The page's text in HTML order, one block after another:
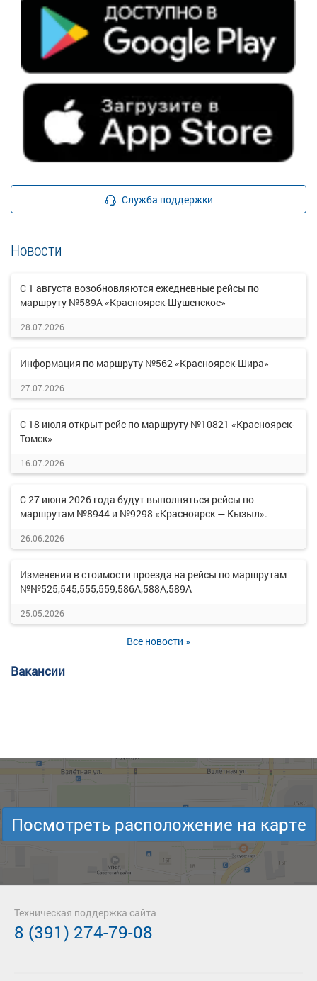
Служба поддержки
Новости
С 1 августа возобновляются ежедневные рейсы по
маршруту №589А «Красноярск-Шушенское»
28.07.2026
Информация по маршруту №562 «Красноярск-Шира»
27.07.2026
С 18 июля открыт рейс по маршруту №10821 «Красноярск-
Томск»
16.07.2026
С 27 июня 2026 года будут выполняться рейсы по
маршрутам №8944 и №9298 «Красноярск — Кызыл».
26.06.2026
Изменения в стоимости проезда на рейсы по маршрутам
№№525,545,555,559,586А,588А,589А
25.05.2026
Все новости »
Вакансии
Посмотреть расположение на карте
Техническая поддержка сайта
8 (391) 274-79-08